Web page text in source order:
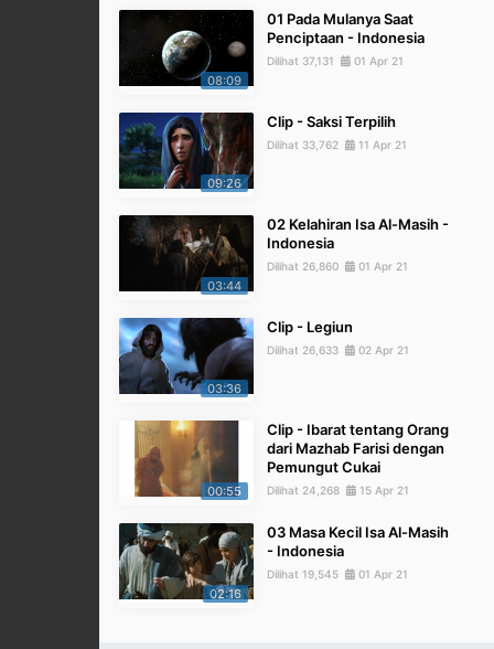
08:09
01 Pada Mulanya Saat
Penciptaan - Indonesia
Dilihat 37,131 01 Apr 21
09:26
Clip - Saksi Terpilih
Dilihat 33,762 11 Apr 21
03:44
02 Kelahiran Isa Al-Masih -
Indonesia
Dilihat 26,860 01 Apr 21
03:36
Clip - Legiun
Dilihat 26,633 02 Apr 21
00:55
Clip - Ibarat tentang Orang
dari Mazhab Farisi dengan
Pemungut Cukai
Dilihat 24,268 15 Apr 21
02:16
03 Masa Kecil Isa Al-Masih
- Indonesia
Dilihat 19,545 01 Apr 21